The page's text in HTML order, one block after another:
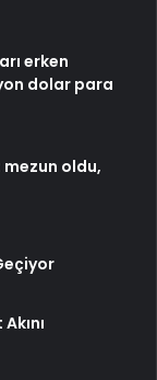
erken
dolar para
mezun oldu,